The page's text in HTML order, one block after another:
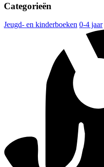
Categorieën
Jeugd- en kinderboeken 0-4 jaar